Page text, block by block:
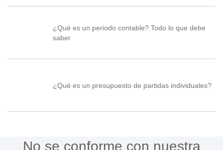
¿Qué es un periodo contable? Todo lo que debe
saber
¿Qué es un presupuesto de partidas individuales?
No se conforme con nuestra